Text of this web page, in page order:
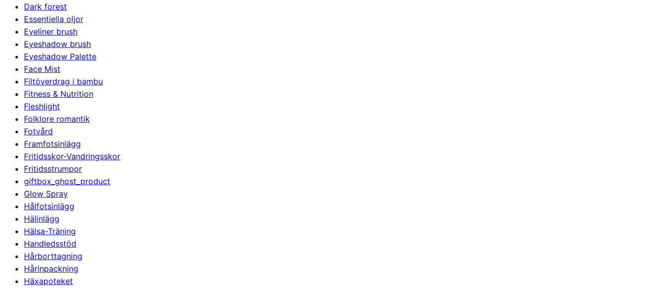
Dark forest
Essentiella oljor
Eyeliner brush
Eyeshadow brush
Eyeshadow Palette
Face Mist
Filtöverdrag i bambu
Fitness & Nutrition
Fleshlight
Folklore romantik
Fotvård
Framfotsinlägg
Fritidsskor-Vandringsskor
Fritidsstrumpor
giftbox_ghost_product
Glow Spray
Hålfotsinlägg
Hälinlägg
Hälsa-Träning
Handledsstöd
Hårborttagning
Hårinpackning
Häxapoteket